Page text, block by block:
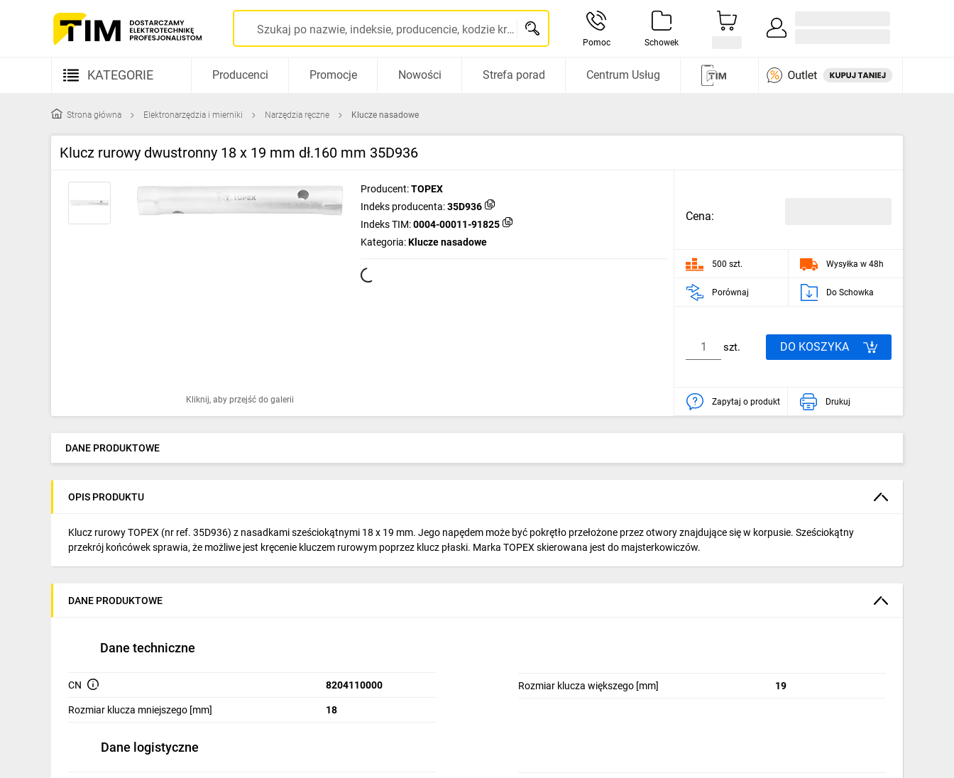
Szukaj po nazwie, indeksie, producencie, kodzie kreskowym...
Pomoc Schowek
KATEGORIE
Kable i przewody
Rozdzielnice i obudowy
Elementy prowadzenia kabli
Ogrzewanie
Elektronarzędzia i mierniki
Napędy elektryczne
Producenci Promocje Nowości Strefa porad Centrum Usług
Strona główna Elektronarzędzia i mierniki Narzędzia ręczne Klucze nasadowe
Klucz rurowy dwustronny 18 x 19 mm dł.160 mm 35D936
Kliknij, aby przejść do galerii
Producent:TOPEX
Indeks producenta:35D936
Indeks TIM:0004-00011-91825
Kategoria:Klucze nasadowe
Cena:
500 szt. Wysyłka w 48h
Porównaj Do Schowka
szt. DO KOSZYKA
Zapytaj o produkt Drukuj
DANE PRODUKTOWE
OPIS PRODUKTU
Klucz rurowy TOPEX (nr ref. 35D936) z nasadkami sześciokątnymi 18 x 19 mm. Jego napędem może być pokrętło przełożone przez otwory znajdujące się w korpusie. Sześciokątny
przekrój końcówek sprawia, że możliwe jest kręcenie kluczem rurowym poprzez klucz płaski. Marka TOPEX skierowana jest do majsterkowiczów.
DANE PRODUKTOWE
Dane techniczne
CN 8204110000
Rozmiar klucza mniejszego [mm] 18
Rozmiar klucza większego [mm] 19
Dane logistyczne